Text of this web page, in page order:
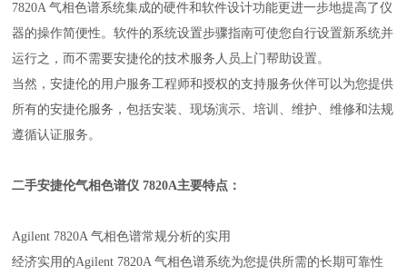
7820A 气相色谱系统集成的硬件和软件设计功能更进一步地提高了仪
器的操作简便性。软件的系统设置步骤指南可使您自行设置新系统并
运行之，而不需要安捷伦的技术服务人员上门帮助设置。
当然，安捷伦的用户服务工程师和授权的支持服务伙伴可以为您提供
所有的安捷伦服务，包括安装、现场演示、培训、维护、维修和法规
遵循认证服务。
二手安捷伦气相色谱仪 7820A主要特点：
Agilent 7820A 气相色谱常规分析的实用
经济实用的Agilent 7820A 气相色谱系统为您提供所需的长期可靠性